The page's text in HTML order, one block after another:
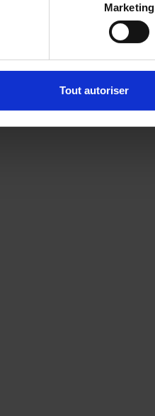
Marketing
Tout autoriser